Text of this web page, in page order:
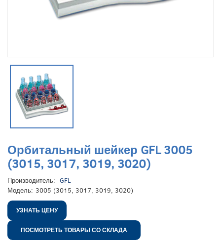
Орбитальный шейкер GFL 3005
(3015, 3017, 3019, 3020)
Производитель: GFL
Модель: 3005 (3015, 3017, 3019, 3020)
УЗНАТЬ ЦЕНУ
ПОСМОТРЕТЬ ТОВАРЫ СО СКЛАДА